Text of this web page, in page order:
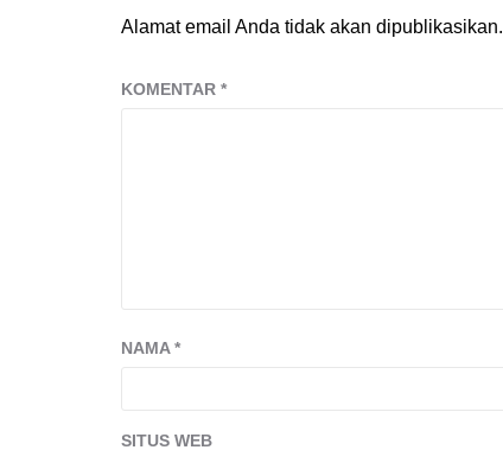
Alamat email Anda tidak akan dipublikasikan.
KOMENTAR *
NAMA*
SITUS WEB